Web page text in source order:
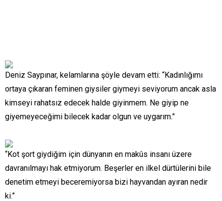
Deniz Saypınar, kelamlarına şöyle devam etti: “Kadınlığımı
ortaya çıkaran feminen giysiler giymeyi seviyorum ancak asla
kimseyi rahatsız edecek halde giyinmem. Ne giyip ne
giyemeyeceğimi bilecek kadar olgun ve uygarım.”
“Kot şort giydiğim için dünyanın en makûs insanı üzere
davranılmayı hak etmiyorum. Beşerler en ilkel dürtülerini bile
denetim etmeyi beceremiyorsa bizi hayvandan ayıran nedir
ki.”